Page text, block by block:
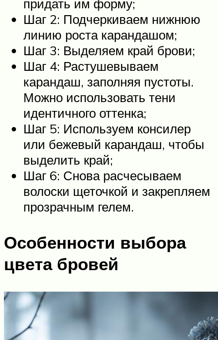
придать им форму;
Шаг 2: Подчеркиваем нижнюю
линию роста карандашом;
Шаг 3: Выделяем край брови;
Шаг 4: Растушевываем
карандаш, заполняя пустоты.
Можно использовать тени
идентичного оттенка;
Шаг 5: Используем консилер
или бежевый карандаш, чтобы
выделить край;
Шаг 6: Снова расчесываем
волоски щеточкой и закрепляем
прозрачным гелем.
Особенности выбора
цвета бровей